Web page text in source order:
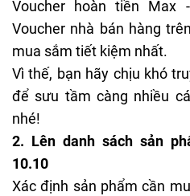
Voucher hoàn tiền Max
Voucher nhà bán hàng
mua sắm tiết kiệm nhất.
Vì thế, bạn hãy chịu khó
để sưu tầm càng nhiều
nhé!
2. Lên danh sách sản
10.10
Xác định sản phẩm cần